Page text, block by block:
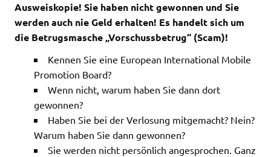
Ausweiskopie! Sie haben nicht gewonnen und Sie
werden auch nie Geld erhalten! Es handelt sich um
die Betrugsmasche „Vorschussbetrug“ (Scam)!
Kennen Sie eine European International Mobile
Promotion Board?
Wenn nicht, warum haben Sie dann dort
gewonnen?
Haben Sie bei der Verlosung mitgemacht? Nein?
Warum haben Sie dann gewonnen?
Sie werden nicht persönlich angesprochen. Ganz